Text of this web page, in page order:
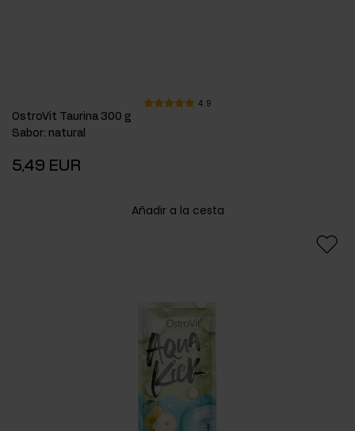
4.9
OstroVit Taurina 300 g
Sabor: natural
5,49 EUR
Añadir a la cesta